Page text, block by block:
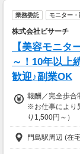
・案件数 ：10
・謝礼 ：
★今だけ！お得
電話セミナーに
mazonギフトカ
業務委託 モニター・
株式会社ビサーチ
【美容モニタ
～！10年以上
歓迎♪副業OK
報酬／完全歩合
※お仕事により
り1,500円～）
・登録お祝い制
最大11,500円
門島駅周辺 (在